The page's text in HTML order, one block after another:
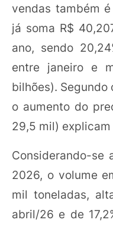
vendas também
já soma R$
ano, sendo
entre janeiro e
bilhões). Segundo
o aumento do
29,5 mil)
Considerando-se
2026, o volume
mil toneladas,
abril/26 e de